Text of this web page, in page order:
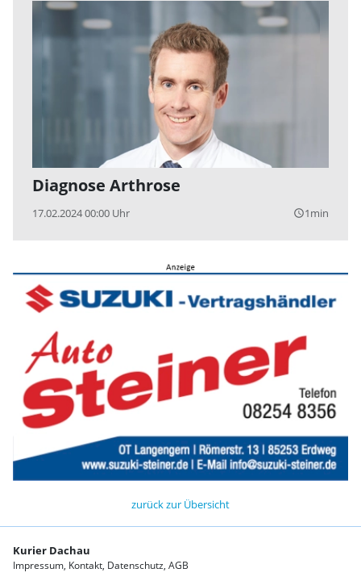
Diagnose Arthrose
17.02.2024 00:00 Uhr query_builder1min
zurück zur Übersicht
Kurier Dachau
Impressum Kontakt Datenschutz AGB